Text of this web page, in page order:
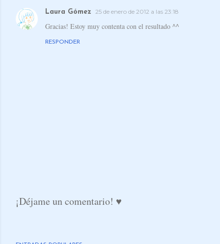
Laura Gómez 25 de enero de 2012 a las 23:18
Gracias! Estoy muy contenta con el resultado ^^
RESPONDER
b
¡Déjame un comentario! ♥